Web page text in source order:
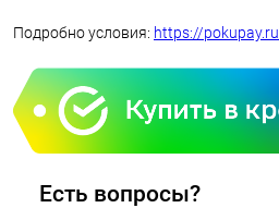
Подробно условия: https://
Есть вопросы?